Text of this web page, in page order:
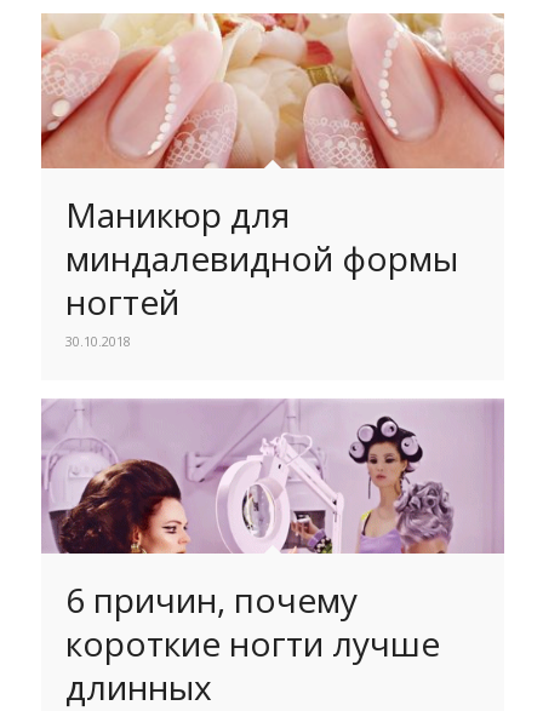
Маникюр для
миндалевидной формы
ногтей
30.10.2018
6 причин, почему
короткие ногти лучше
длинных